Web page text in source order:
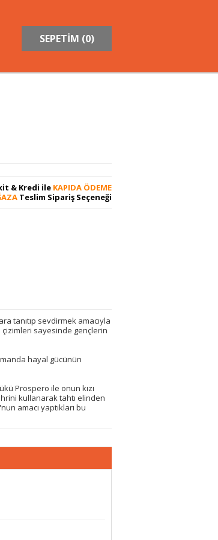
SEPETİM (0)
& Kredi ile KAPIDA ÖDEME
Teslim Sipariş Seçeneği
tanıtıp sevdirmek amacıyla
çizimleri sayesinde gençlerin
hayal gücünün
Prospero ile onun kızı
kullanarak tahtı elinden
amacı yaptıkları bu